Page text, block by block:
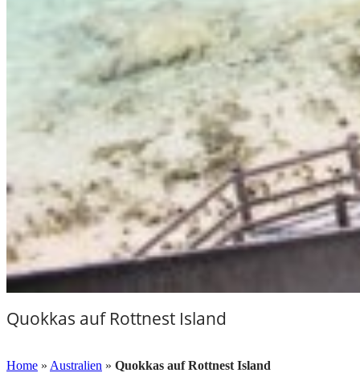
Quokkas auf Rottnest Island
Home » Australien » Quokkas auf Rottnest Island